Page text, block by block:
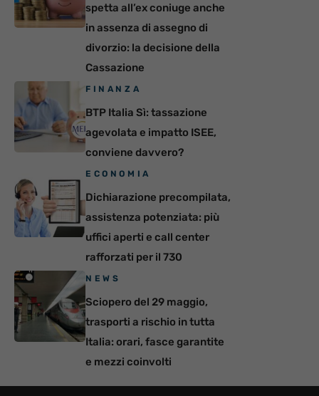
spetta all’ex coniuge anche
in assenza di assegno di
divorzio: la decisione della
Cassazione
FINANZA
BTP Italia Sì: tassazione
agevolata e impatto ISEE,
conviene davvero?
ECONOMIA
Dichiarazione precompilata,
assistenza potenziata: più
uffici aperti e call center
rafforzati per il 730
NEWS
Sciopero del 29 maggio,
trasporti a rischio in tutta
Italia: orari, fasce garantite
e mezzi coinvolti